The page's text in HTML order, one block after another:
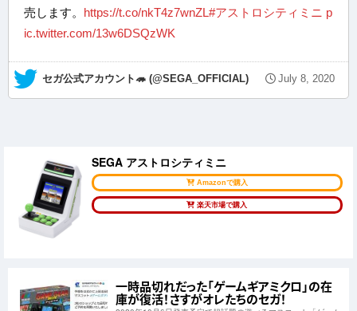
売します。 https://t.co/nkT4z7wnZL#アストロシティミニ p
ic.twitter.com/13w6DSQzWK
— セガ公式アカウント🦔 (@SEGA_OFFICIAL) July 8, 2020
SEGA アストロシティミニ
Amazonで購入
楽天市場で購入
一時品切れだった「ゲームギアミクロ」の在
庫が復活！さすがオレたちのセガ！